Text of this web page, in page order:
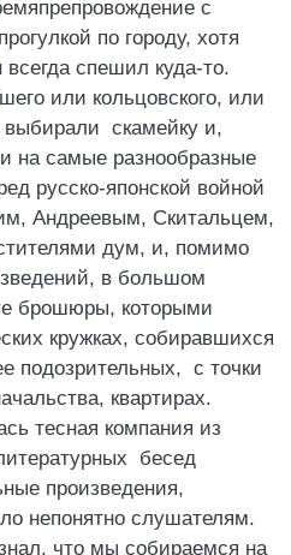
с
по городу, хотя
спешил куда-то.
или кольцовского, или
выбирали скамейку и,
на самые разнообразные
русско-японской войной
Андреевым, Скитальцем,
дум, и, помимо
в большом
брошюры, которыми
кружках, собиравшихся
подозрительных, с точки
квартирах.
тесная компания из
бесед
произведения,
непонятно слушателям.
что мы собираемся на